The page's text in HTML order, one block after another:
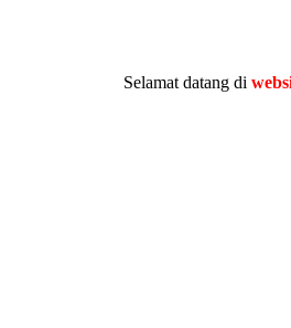
Selamat datang diwebsite resmi